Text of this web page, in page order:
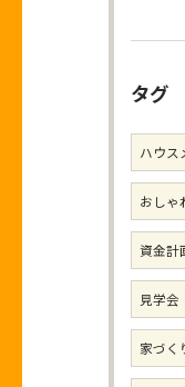
タグ
ハウス
おしゃ
資金計
見学会
家づく